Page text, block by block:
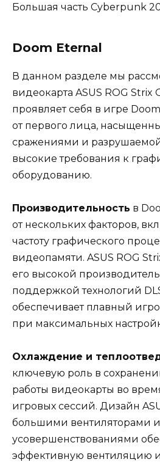
Большая часть Cyberpunk
Doom Eternal
В данном разделе мы
видеокарта ASUS ROG Strix
проявляет себя в игре
от первого лица,
сражениями и
высокие требования к
оборудованию.
Производительность в
от нескольких факторов,
частоту графического
видеопамяти. ASUS ROG
его высокой
поддержкой технологий
обеспечивает плавный
при максимальных
Охлаждение и
ключевую роль в
работы видеокарты во
игровых сессий. Дизайн
большими вентиляторами
усовершенствованиями
эффективную вентиляцию